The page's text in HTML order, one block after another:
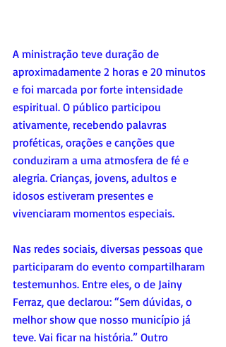
A ministração teve duração de
aproximadamente 2 horas e 20 minutos
e foi marcada por forte intensidade
espiritual. O público participou
ativamente, recebendo palavras
proféticas, orações e canções que
conduziram a uma atmosfera de fé e
alegria. Crianças, jovens, adultos e
idosos estiveram presentes e
vivenciaram momentos especiais.
Nas redes sociais, diversas pessoas que
participaram do evento compartilharam
testemunhos. Entre eles, o de Jainy
Ferraz, que declarou: “Sem dúvidas, o
melhor show que nosso município já
teve. Vai ficar na história.” Outro